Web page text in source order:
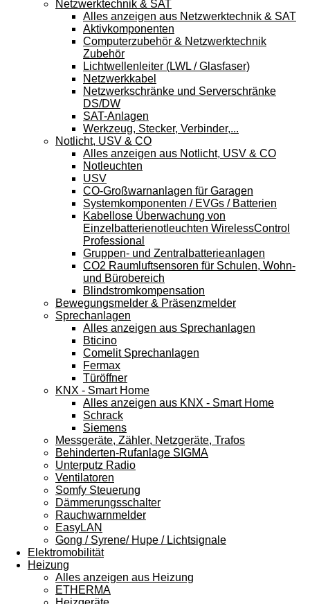
Netzwerktechnik & SAT
Alles anzeigen aus Netzwerktechnik & SAT
Aktivkomponenten
Computerzubehör & Netzwerktechnik
Zubehör
Lichtwellenleiter (LWL / Glasfaser)
Netzwerkkabel
Netzwerkschränke und Serverschränke
DS/DW
SAT-Anlagen
Werkzeug, Stecker, Verbinder,...
Notlicht, USV & CO
Alles anzeigen aus Notlicht, USV & CO
Notleuchten
USV
CO-Großwarnanlagen für Garagen
Systemkomponenten / EVGs / Batterien
Kabellose Überwachung von
Einzelbatterienotleuchten WirelessControl
Professional
Gruppen- und Zentralbatterieanlagen
CO2 Raumluftsensoren für Schulen, Wohn-
und Bürobereich
Blindstromkompensation
Bewegungsmelder & Präsenzmelder
Sprechanlagen
Alles anzeigen aus Sprechanlagen
Bticino
Comelit Sprechanlagen
Fermax
Türöffner
KNX - Smart Home
Alles anzeigen aus KNX - Smart Home
Schrack
Siemens
Messgeräte, Zähler, Netzgeräte, Trafos
Behinderten-Rufanlage SIGMA
Unterputz Radio
Ventilatoren
Somfy Steuerung
Dämmerungsschalter
Rauchwarnmelder
EasyLAN
Gong / Syrene/ Hupe / Lichtsignale
Elektromobilität
Heizung
Alles anzeigen aus Heizung
ETHERMA